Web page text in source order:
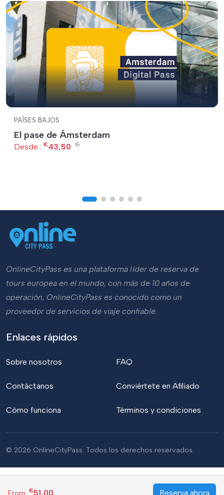
PAÍSES BAJOS
El pase de Ámsterdam
Desde : €43,50 €
From: €51,00 Reserva ahora
OnlineCityPass es una plataforma líder de reserva de
tours europea en el mundo, con más de 10 años de
operación, OnlineCityPass es conocido como un
proveedor de servicios de viaje confiable.
Enlaces rápidos
Sobre nosotros
Contáctanos
Cómo funciona
FAQ
Conviértete en Afiliado
Términos y condiciones
© 2026 OnlineCityPass. Todos los derechos reservados.